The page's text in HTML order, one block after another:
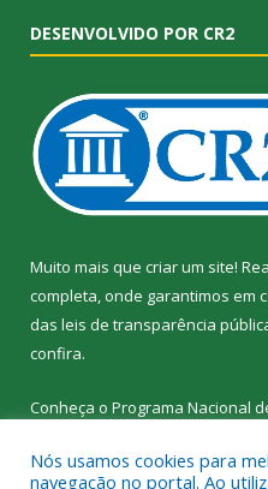
DESENVOLVIDO POR CR2
Muito mais que criar um site!
completa, onde garantimos em
das leis de transparência
confira.
Conheça o Programa Nacional
Nós usamos cookies para
navegação no portal. Ao